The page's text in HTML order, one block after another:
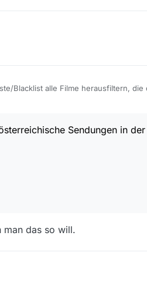
Blacklist alle Filme herausfiltern, die
Sendungen in
man das so will.